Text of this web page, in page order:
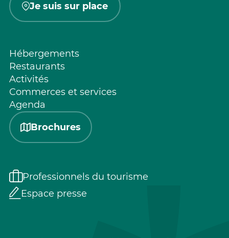
Je suis sur place
Hébergements
Restaurants
Activités
Commerces et services
Agenda
Brochures
Professionnels du tourisme
Espace presse